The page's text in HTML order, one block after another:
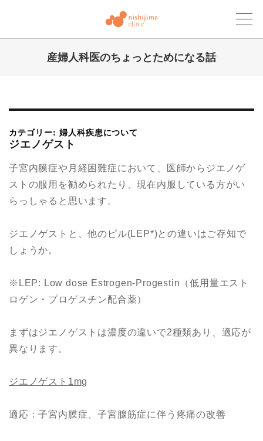
産婦人科医のちょっとためになる話
カテゴリー: 婦人科疾患について
ジエノゲスト
子宮内膜症や月経困難症において、医師からジエノゲ
ストの服用を勧められたり、現在内服している方がい
らっしゃると思います。
ジエノゲストと、他のピル(LEP*)との違いはご存知で
しょうか。
※LEP: Low dose Estrogen-Progestin（低用量エスト
ロゲン・プロゲスチン配合薬）
まずはジエノゲストは濃度の違いで2種類あり、適応が
異なります。
ジエノゲスト 1mg
適応：子宮内膜症、子宮腺筋症に伴う疼痛の改善